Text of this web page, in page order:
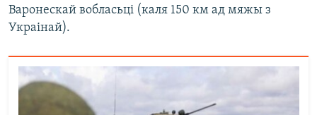
Варонескай вобласьці (каля 150 км ад мяжы з
Украінай).